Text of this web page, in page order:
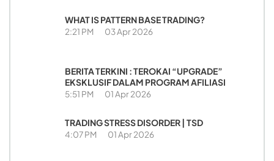
WHAT IS PATTERN BASE TRADING?
2:21 PM 03 Apr 2026
BERITA TERKINI : TEROKAI “UPGRADE”
EKSKLUSIF DALAM PROGRAM AFILIASI
5:51 PM 01 Apr 2026
TRADING STRESS DISORDER | TSD
4:07 PM 01 Apr 2026